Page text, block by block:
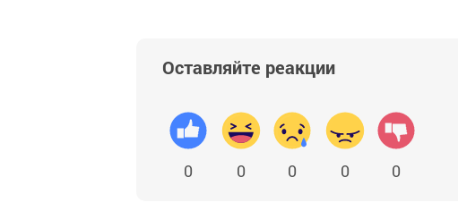
Оставляйте реакции
0 0 0 0 0